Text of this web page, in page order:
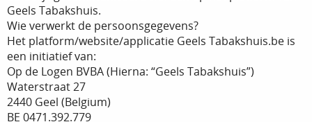
Geels Tabakshuis.
Wie verwerkt de persoonsgegevens?
Het platform/website/applicatie Geels Tabakshuis.be is
een initiatief van:
Op de Logen BVBA (Hierna: “Geels Tabakshuis”)
Waterstraat 27
2440 Geel (Belgium)
BE 0471.392.779